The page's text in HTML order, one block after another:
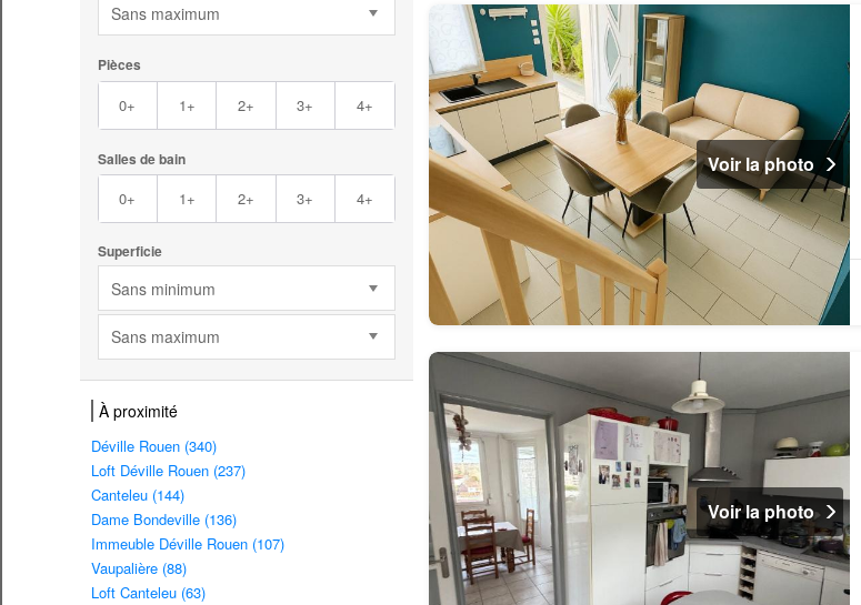
Sans maximum
Pièces
0+ 1+ 2+ 3+ 4+
Salles de bain
0+ 1+ 2+ 3+ 4+
Superficie
Sans minimum
Sans maximum
À proximité
Déville Rouen (340)
Loft Déville Rouen (237)
Canteleu (144)
Dame Bondeville (136)
Immeuble Déville Rouen (107)
Vaupalière (88)
Loft Canteleu (63)
Voir la photo
Voir la photo